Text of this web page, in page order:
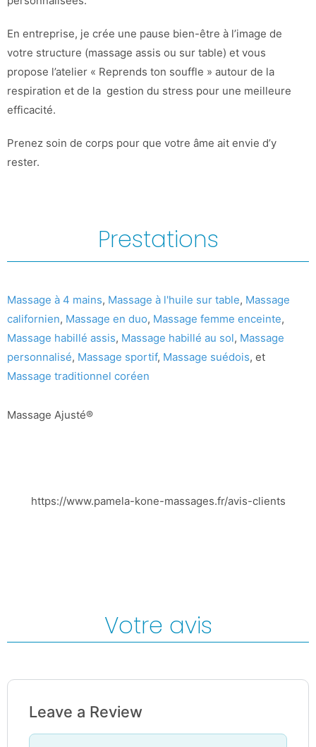
En entreprise, je crée une pause bien-être à l’image de
votre structure (massage assis ou sur table) et vous
propose l’atelier « Reprends ton souffle » autour de la
respiration et de la gestion du stress pour une meilleure
efficacité.
Prenez soin de corps pour que votre âme ait envie d’y
rester.
Prestations
Massage à 4 mains, Massage à l'huile sur table, Massage
californien, Massage en duo, Massage femme enceinte,
Massage habillé assis, Massage habillé au sol, Massage
personnalisé, Massage sportif, Massage suédois, et
Massage traditionnel coréen
Massage Ajusté®
https://www.pamela-kone-massages.fr/avis-clients
Votre avis
Leave a Review